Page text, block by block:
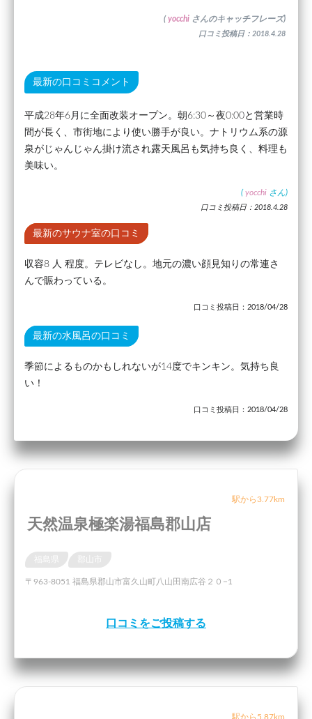
( yocchi さんのキャッチフレーズ)
口コミ投稿日：2018.4.28
最新の口コミコメント
平成28年6月に全面改装オープン。朝6:30～夜0:00と営業時
間が長く、市街地により使い勝手が良い。ナトリウム系の源
泉がじゃんじゃん掛け流され露天風呂も気持ち良く、料理も
美味い。
( yocchi さん)
口コミ投稿日：2018.4.28
最新のサウナ室の口コミ
収容8 人 程度。テレビなし。地元の濃い顔見知りの常連さ
んで賑わっている。
口コミ投稿日：2018/04/28
最新の水風呂の口コミ
季節によるものかもしれないが14度でキンキン。気持ち良
い！
口コミ投稿日：2018/04/28
駅から3.77km
天然温泉極楽湯福島郡山店
〒963-8051 福島県郡山市富久山町八山田南広谷２０−1
口コミをご投稿する
駅から5.87km